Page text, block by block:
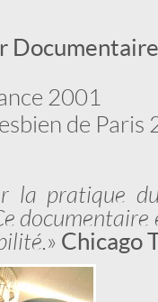
Documentaire
2001
de Paris
la pratique
.» Chicago